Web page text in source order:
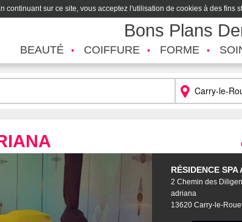
continuant sur ce site, vous acceptez l'utilisation de cookies à des fins
Bons Plans
BEAUTÉ COIFFURE FORME
RÉSIDENCE SPA
2 Chemin des
adriana
13620 Carry-le-